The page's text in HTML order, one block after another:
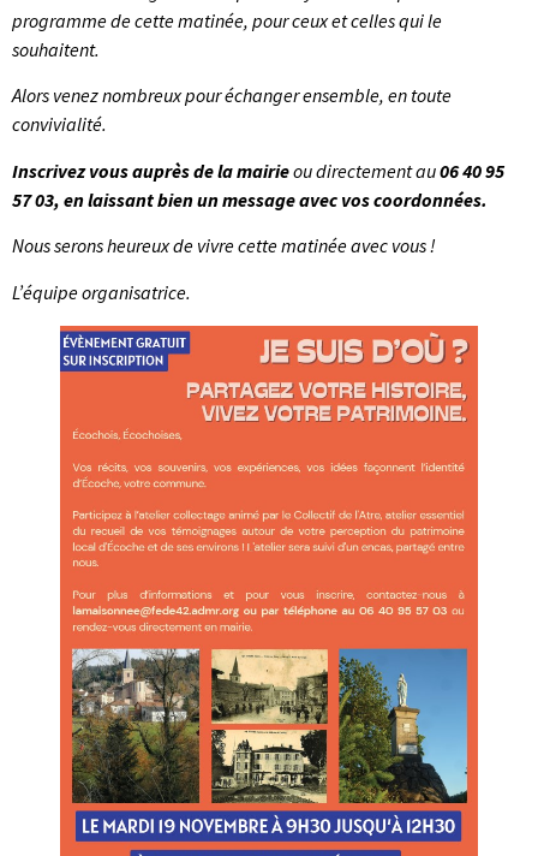
programme de cette matinée, pour ceux et celles qui le
souhaitent.
Alors venez nombreux pour échanger ensemble, en toute
convivialité.
Inscrivez vous auprès de la mairieou directement au06 40 95
57 03, en laissant bien un message avec vos coordonnées.
Nous serons heureux de vivre cette matinée avec vous !
L’équipe organisatrice.